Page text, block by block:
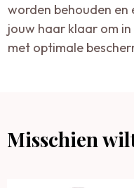
worden behouden en
jouw haar klaar om
met optimale
Misschien